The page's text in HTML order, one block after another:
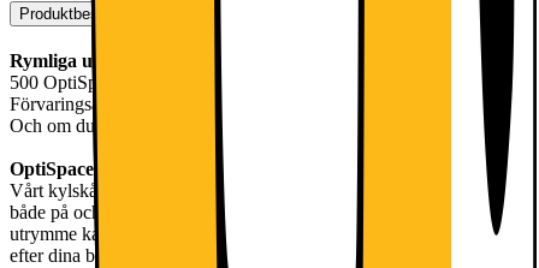
Produktbeskrivning
Rymliga utrymmeslösningar
500 OptiSpace kylskåpet erbjuder ett rymligt inre för matvaror.
Förvaringsalternativ gör det enkelt att hitta plats för större matvaror.
Och om du behöver ännu mer utrymme kan lådorna enkelt tas bort.
OptiSpace har en rymlig interiör för förvaring av livsmedel
Vårt kylskåp med OptiSpace har gott om förvaringsmöjligheter,
både på och mellan hyllorna. Men om du behöver ännu mer
utrymme kan lådorna enkelt tas bort och du kan anpassa kylskåpet
efter dina behov.